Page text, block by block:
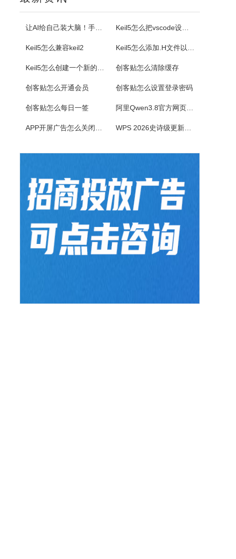
NetStumbler
让AI给自己装大脑！手把手教你学会安装使用Agent Skill Keil5怎么把vscode设置外部编辑器
Keil5怎么兼容keil2 Keil5怎么添加.H文件以及Keil5添加.H文件的方法
Keil5怎么创建一个新的51单片机项目 创客贴怎么清除缓存
创客贴怎么开通会员 创客贴怎么设置登录密码
创客贴怎么每日一签 阿里Qwen3.8官方网页版入口
APP开屏广告怎么关闭？3招彻底关闭跳转 WPS 2026史诗级更新！重构存储管理，深度融合AI应用